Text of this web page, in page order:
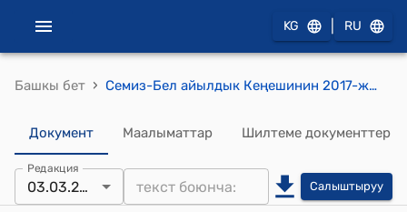
KG RU
Башкы бет › Семиз-Бел айылдык Кеңешинин 2017-жылдын 3-мартындагы № 4/5 "Семиз-Бел айыл аймагынын айыл өкмөтүнүн алдындагы администрациялык укук бузуулар боюнча комиссиянын курамына өзгөртүү киргизүү жөнүндө" токтому
Документ Маалыматтар Шилтеме документтер
Редакция
03.03.2017 Салыштыруу